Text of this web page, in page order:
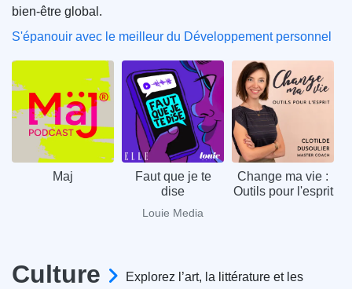
bien-être global.
S'épanouir avec le meilleur du Développement personnel
Maj
Faut que je te
dise
Louie Media
Change ma vie :
Outils pour l'esprit
Culture
Explorez l’art, la littérature et les